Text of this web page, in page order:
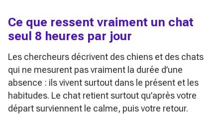
Ce que ressent vraiment un chat
seul 8 heures par jour
Les chercheurs décrivent des chiens et des chats
qui ne mesurent pas vraiment la durée d’une
absence : ils vivent surtout dans le présent et les
habitudes. Le chat retient surtout qu’après votre
départ surviennent le calme, puis votre retour.